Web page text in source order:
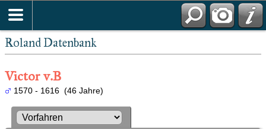
Roland Datenbank
Victor v.B
1570 - 1616 (46 Jahre)